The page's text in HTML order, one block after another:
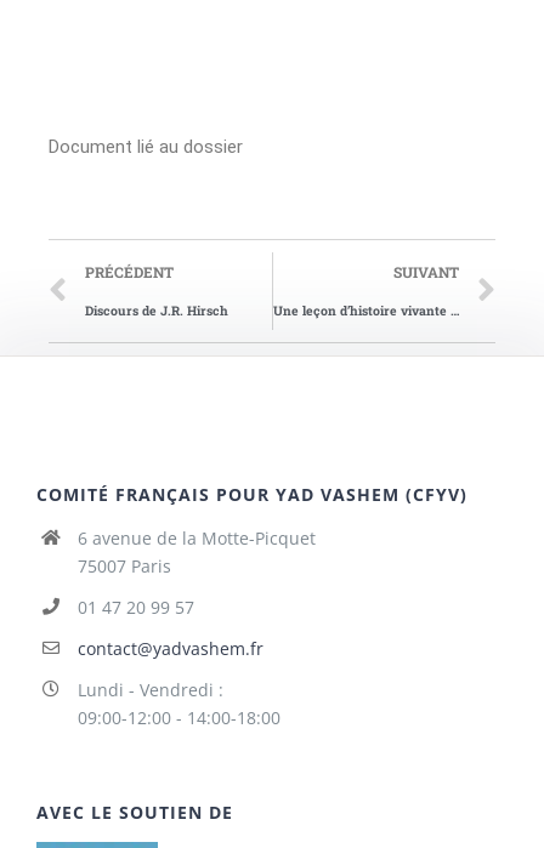
Document lié au dossier
PRÉCÉDENT
Discours de J.R. Hirsch
SUIVANT
Une leçon d’histoire vivante à l’école
COMITÉ FRANÇAIS POUR YAD VASHEM (CFYV)
6 avenue de la Motte-Picquet
75007 Paris
01 47 20 99 57
contact@yadvashem.fr
Lundi - Vendredi :
09:00-12:00 - 14:00-18:00
AVEC LE SOUTIEN DE